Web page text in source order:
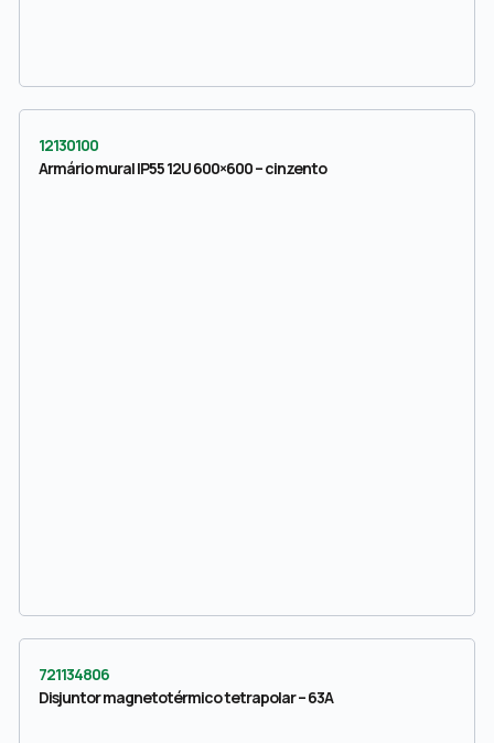
12130100
Armário mural IP55 12U 600×600 – cinzento
721134806
Disjuntor magnetotérmico tetrapolar – 63A